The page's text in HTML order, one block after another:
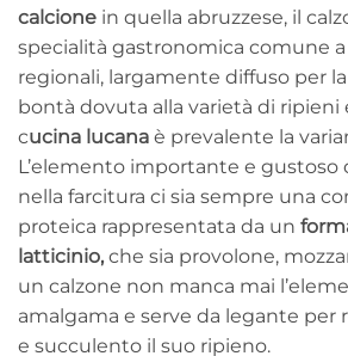
calcione in quella abruzzese, il
specialità gastronomica comune
regionali, largamente diffuso per
bontà dovuta alla varietà di ripieni
cucina lucana è prevalente la
L’elemento importante e gustoso
nella farcitura ci sia sempre una
proteica rappresentata da un
latticinio, che sia provolone,
un calzone non manca mai
amalgama e serve da legante per
e succulento il suo ripieno.